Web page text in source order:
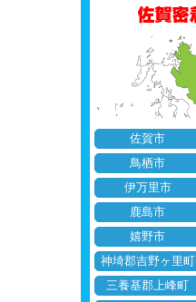
佐賀市
鳥栖市
伊万里市
鹿島市
嬉野市
神埼郡吉野ヶ里町
三養基郡上峰町